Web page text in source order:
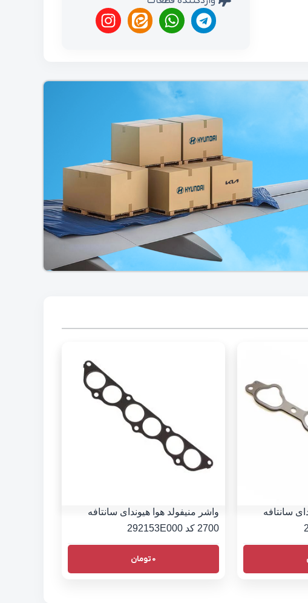
سانتافه
واشر منیفولد هوا هیوندای سانتافه
2700 کد 292153E000
0تومان